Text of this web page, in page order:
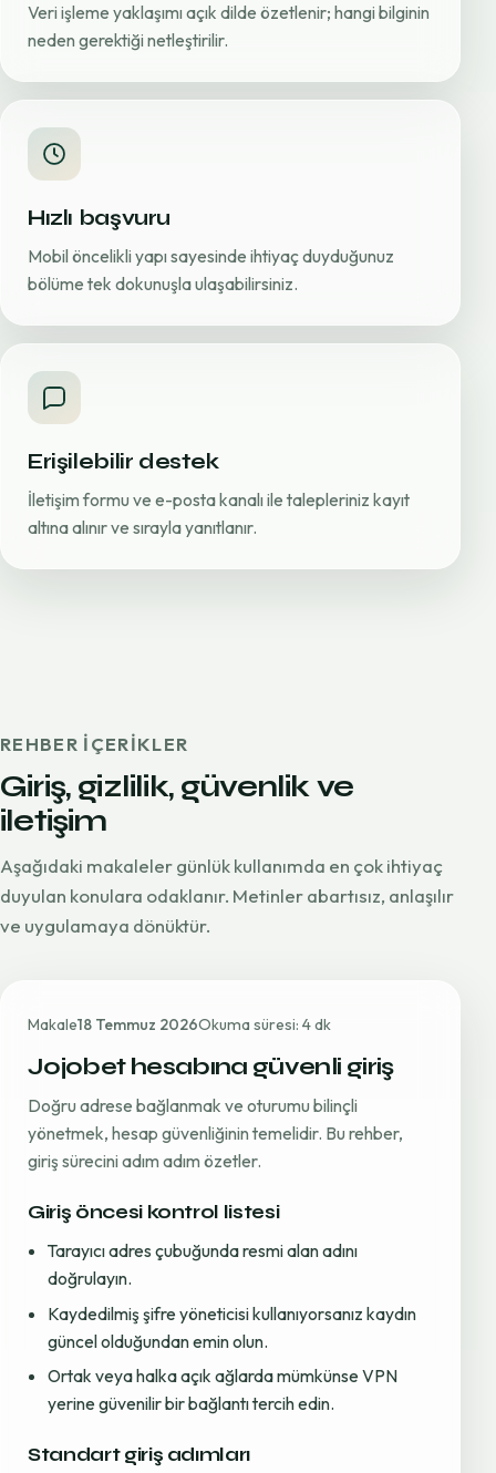
Veri işleme yaklaşımı açık dilde özetlenir; hangi bilginin
neden gerektiği netleştirilir.
Hızlı başvuru
Mobil öncelikli yapı sayesinde ihtiyaç duyduğunuz
bölüme tek dokunuşla ulaşabilirsiniz.
Erişilebilir destek
İletişim formu ve e-posta kanalı ile talepleriniz kayıt
altına alınır ve sırayla yanıtlanır.
REHBER IÇERIKLER
Giriş, gizlilik, güvenlik ve
iletişim
Aşağıdaki makaleler günlük kullanımda en çok ihtiyaç
duyulan konulara odaklanır. Metinler abartısız, anlaşılır
ve uygulamaya dönüktür.
Makale18 Temmuz 2026Okuma süresi: 4 dk
Jojobet hesabına güvenli giriş
Doğru adrese bağlanmak ve oturumu bilinçli
yönetmek, hesap güvenliğinin temelidir. Bu rehber,
giriş sürecini adım adım özetler.
Giriş öncesi kontrol listesi
Tarayıcı adres çubuğunda resmi alan adını
doğrulayın.
Kaydedilmiş şifre yöneticisi kullanıyorsanız kaydın
güncel olduğundan emin olun.
Ortak veya halka açık ağlarda mümkünse VPN
yerine güvenilir bir bağlantı tercih edin.
Standart giriş adımları